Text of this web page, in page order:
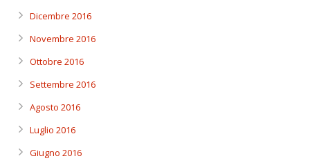
Dicembre 2016
Novembre 2016
Ottobre 2016
Settembre 2016
Agosto 2016
Luglio 2016
Giugno 2016